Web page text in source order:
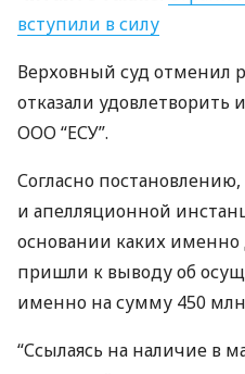
вступили в силу
Верховный суд отменил
отказали удовлетворить
ООО “ЕСУ”.
Согласно
и апелляционной
основании каких именно
пришли к выводу об
именно на сумму 450 млн
“Ссылаясь на наличие в